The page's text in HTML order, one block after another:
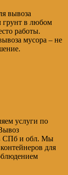
вывоза
грунт в любом
работы.
мусора – не
услуги по
в СПб и обл. Мы
для